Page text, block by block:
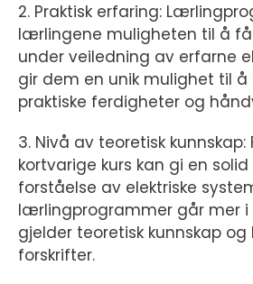
2. Praktisk erfaring:
lærlingene muligheten til å
under veiledning av erfarne
gir dem en unik mulighet til å
praktiske ferdigheter og
3. Nivå av teoretisk
kortvarige kurs kan gi en
forståelse av elektriske
lærlingprogrammer går mer
gjelder teoretisk kunnskap og
forskrifter.